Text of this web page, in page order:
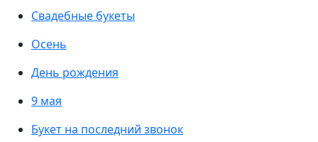
Свадебные букеты
Осень
День рождения
9 мая
Букет на последний звонок